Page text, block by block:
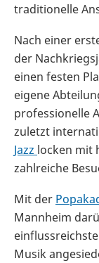
traditionelle
Nach einer
der
einen festen
eigene
professionelle
zuletzt
Jazz locken mit
zahlreiche
Mit der
Mannheim
Musik